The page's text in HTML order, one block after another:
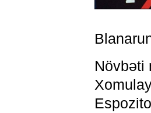
Növbəti